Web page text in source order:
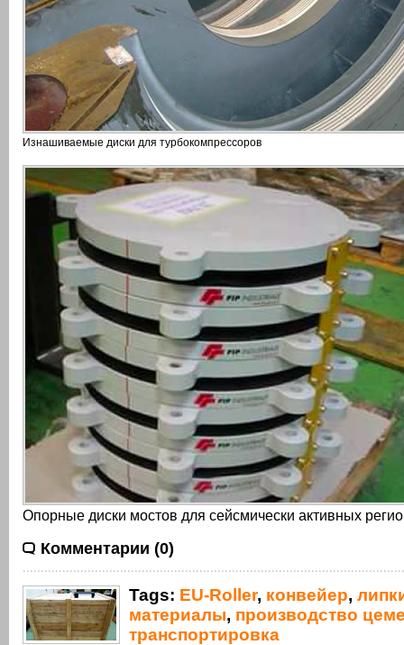
Изнашиваемые диски для турбокомпрессоров
Опорные диски мостов для сейсмически активных
Комментарии (0)
Tags: EU-Roller, конвейер,
материалы, производство
транспортировка